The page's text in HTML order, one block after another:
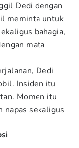
Dedi dengan
meminta untuk
bahagia,
mata
Dedi
Insiden itu
Momen itu
napas sekaligus